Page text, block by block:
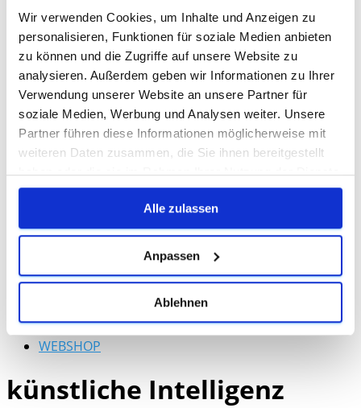
Wir verwenden Cookies, um Inhalte und Anzeigen zu
personalisieren, Funktionen für soziale Medien anbieten
zu können und die Zugriffe auf unsere Website zu
analysieren. Außerdem geben wir Informationen zu Ihrer
Verwendung unserer Website an unsere Partner für
soziale Medien, Werbung und Analysen weiter. Unsere
Partner führen diese Informationen möglicherweise mit
weiteren Daten zusammen, die Sie ihnen bereitgestellt
haben oder die sie im Rahmen Ihrer Nutzung der Dienste
gesammelt haben.
Alle zulassen
Anpassen
Ablehnen
Besetzungszeiten
Printmedien
Preise
Kontakt
WEBSHOP
künstliche Intelligenz